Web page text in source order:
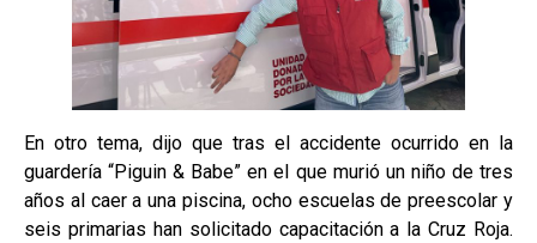
En otro tema, dijo que tras el accidente ocurrido en la
guardería “Piguin & Babe” en el que murió un niño de tres
años al caer a una piscina, ocho escuelas de preescolar y
seis primarias han solicitado capacitación a la Cruz Roja.